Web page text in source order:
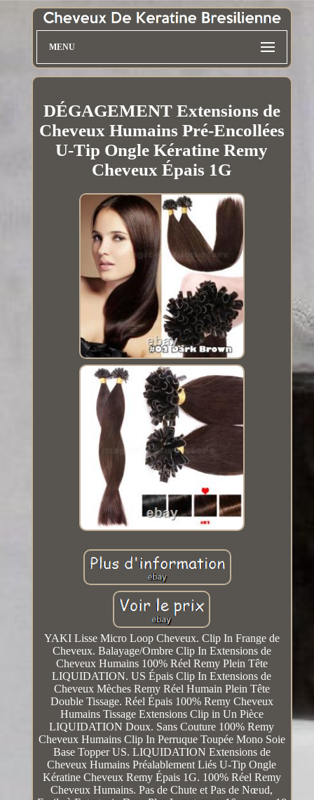
MENU
DÉGAGEMENT Extensions de
Cheveux Humains Pré-Encollées
U-Tip Ongle Kératine Remy
Cheveux Épais 1G
YAKI Lisse Micro Loop Cheveux. Clip In Frange de
Cheveux. Balayage/Ombre Clip In Extensions de
Cheveux Humains 100% Réel Remy Plein Tête
LIQUIDATION. US Épais Clip In Extensions de
Cheveux Mèches Remy Réel Humain Plein Tête
Double Tissage. Réel Épais 100% Remy Cheveux
Humains Tissage Extensions Clip in Un Pièce
LIQUIDATION Doux. Sans Couture 100% Remy
Cheveux Humains Clip In Perruque Toupée Mono Soie
Base Topper US. LIQUIDATION Extensions de
Cheveux Humains Préalablement Liés U-Tip Ongle
Kératine Cheveux Remy Épais 1G. 100% Réel Remy
Cheveux Humains. Pas de Chute et Pas de Nœud,